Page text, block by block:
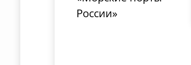
России»